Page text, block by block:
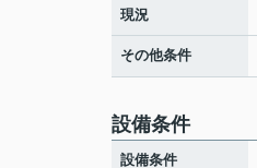
現況
その他条件
設備条件
設備条件